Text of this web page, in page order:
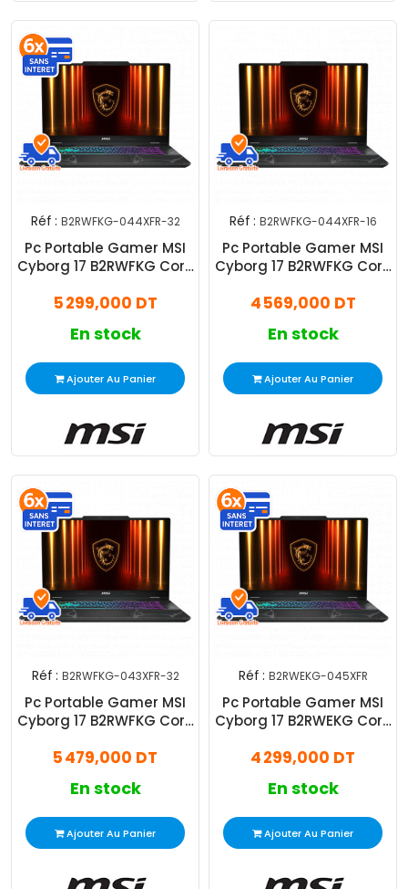
Réf : B2RWFKG-044XFR-32
Pc Portable Gamer MSI
Cyborg 17 B2RWFKG Core
RTX 5060
5 299,000 DT
En stock
Ajouter Au Panier
Réf : B2RWFKG-044XFR-16
Pc Portable Gamer MSI
Cyborg 17 B2RWFKG Core
RTX 5060
4 569,000 DT
En stock
Ajouter Au Panier
Réf : B2RWFKG-043XFR-32
Pc Portable Gamer MSI
Cyborg 17 B2RWFKG Core
RTX 5060
5 479,000 DT
En stock
Ajouter Au Panier
Réf : B2RWEKG-045XFR
Pc Portable Gamer MSI
Cyborg 17 B2RWEKG Core
5050
4 299,000 DT
En stock
Ajouter Au Panier